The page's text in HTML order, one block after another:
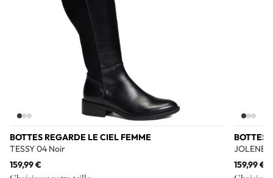
BOTTES REGARDE LE CIEL FEMME
TESSY 04 Noir
159,99 €
BOTTES
JOLENE
159,99 €